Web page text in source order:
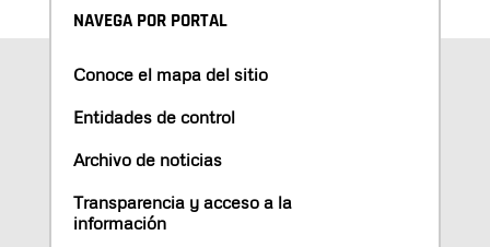
NAVEGA POR PORTAL
Conoce el mapa del sitio
Entidades de control
Archivo de noticias
Transparencia y acceso a la
información